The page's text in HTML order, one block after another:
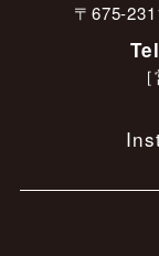
〒675-